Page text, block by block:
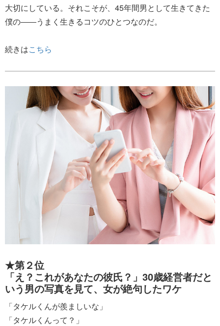
大切にしている。それこそが、45年間男として生きてきた
僕の――うまく生きるコツのひとつなのだ。
続きはこちら
★第２位
「え？これがあなたの彼氏？」30歳経営者だと
いう男の写真を見て、女が絶句したワケ
「タケルくんが羨ましいな」
「タケルくんって？」